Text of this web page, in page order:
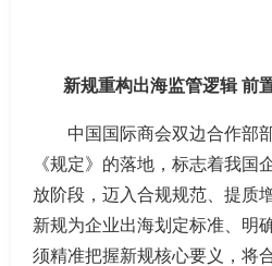
新规重构出海监管逻辑 前
中国国际商会双边合作部
《规定》的落地，标志着我国
放阶段，迈入合规规范、提质
新规为企业出海划定标准、明
须精准把握新规核心要义，将